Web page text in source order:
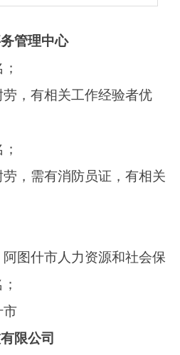
有消防员证，有相关
什市人力资源和社会保
司
责任心强，吃苦耐
，底薪2000元/月+提
成，缴纳三险；